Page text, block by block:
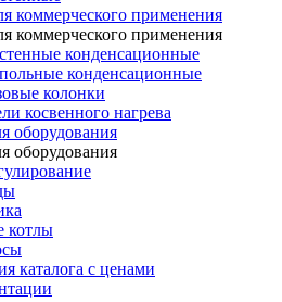
коммерческого применения
коммерческого применения
конденсационные
конденсационные
колонки
косвенного нагрева
оборудования
оборудования
котлы
каталога с ценами